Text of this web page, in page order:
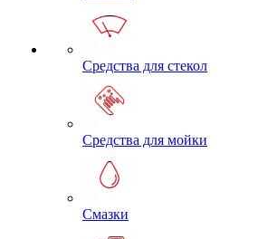
Средства для стекол
Средства для мойки
Смазки